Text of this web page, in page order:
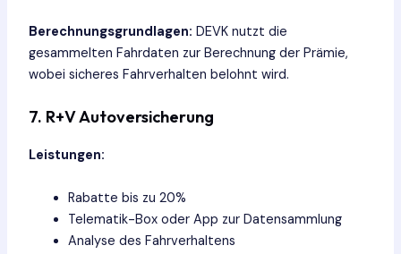
Berechnungsgrundlagen: DEVK nutzt die
gesammelten Fahrdaten zur Berechnung der Prämie,
wobei sicheres Fahrverhalten belohnt wird.
7. R+V Autoversicherung
Leistungen:
Rabatte bis zu 20%
Telematik-Box oder App zur Datensammlung
Analyse des Fahrverhaltens